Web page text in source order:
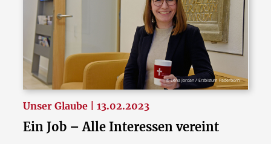
© Lena Jordan / Erzbistum Paderborn
Unser Glaube | 13.02.2023
Ein Job – Alle Interessen vereint